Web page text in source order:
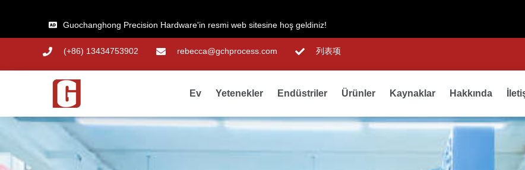
Guochanghong Precision Hardware'in resmi web sitesine hoş geldiniz!
(+86) 13434753902 rebecca@gchprocess.com 列表项
Ev Yetenekler Endüstriler Ürünler Kaynaklar Hakkında